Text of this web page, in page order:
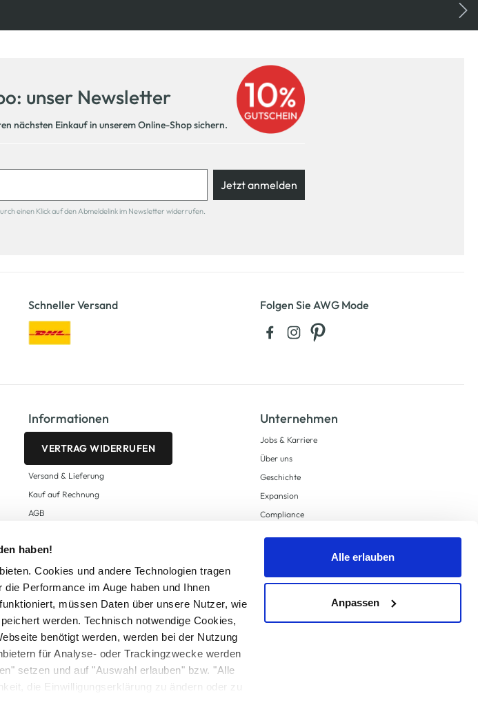
haben!
Cookies und andere Technologien tragen
Performance im Auge haben und Ihnen
müssen Daten über unsere Nutzer, wie
werden. Technisch notwendige Cookies,
benötigt werden, werden bei der Nutzung
für Analyse- oder Trackingzwecke werden
setzen und auf "Auswahl erlauben" bzw. "Alle
die Einwilligungserklärung zu ändern oder zu
Alle erlauben
Anpassen
unser Newsletter
nächsten Einkauf in unserem Online-Shop sichern.
Jetzt anmelden
einen Klick auf den Abmeldelink im Newsletter widerrufen.
Schneller Versand Folgen Sie AWG Mode
Informationen
VERTRAG WIDERRUFEN
Versand & Lieferung
Kauf auf Rechnung
AGB
Zahlungsarten
Datenschutz
AWG CARD Teilnahmebedingungen
Unternehmen
Jobs & Karriere
Über uns
Geschichte
Expansion
Compliance
Supply Chain Due Diligence